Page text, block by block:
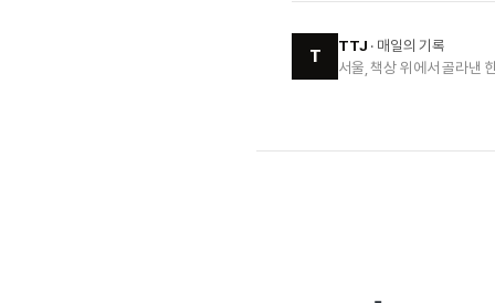
T
TTJ · 매일의 기록
서울, 책상 위에서 골라낸